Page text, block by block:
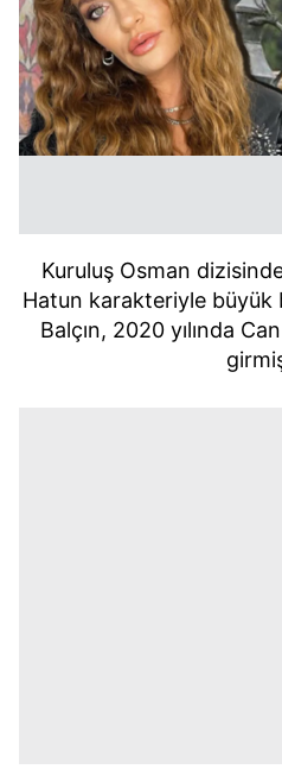
Kuruluş Osman
Hatun karakteriyle büyük
Balçın, 2020 yılında